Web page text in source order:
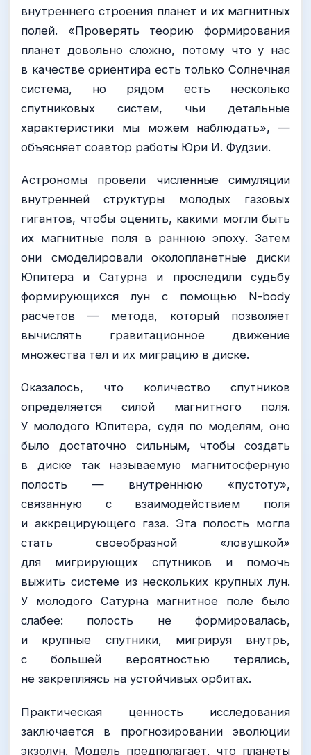
внутреннего строения планет и их магнитных
полей. «Проверять теорию формирования
планет довольно сложно, потому что у нас
в качестве ориентира есть только Солнечная
система, но рядом есть несколько
спутниковых систем, чьи детальные
характеристики мы можем наблюдать», —
объясняет соавтор работы Юри И. Фудзии.
Астрономы провели численные симуляции
внутренней структуры молодых газовых
гигантов, чтобы оценить, какими могли быть
их магнитные поля в раннюю эпоху. Затем
они смоделировали околопланетные диски
Юпитера и Сатурна и проследили судьбу
формирующихся лун с помощью N-body
расчетов — метода, который позволяет
вычислять гравитационное движение
множества тел и их миграцию в диске.
Оказалось, что количество спутников
определяется силой магнитного поля.
У молодого Юпитера, судя по моделям, оно
было достаточно сильным, чтобы создать
в диске так называемую магнитосферную
полость — внутреннюю «пустоту»,
связанную с взаимодействием поля
и аккрецирующего газа. Эта полость могла
стать своеобразной «ловушкой»
для мигрирующих спутников и помочь
выжить системе из нескольких крупных лун.
У молодого Сатурна магнитное поле было
слабее: полость не формировалась,
и крупные спутники, мигрируя внутрь,
с большей вероятностью терялись,
не закрепляясь на устойчивых орбитах.
Практическая ценность исследования
заключается в прогнозировании эволюции
экзолун. Модель предполагает, что планеты